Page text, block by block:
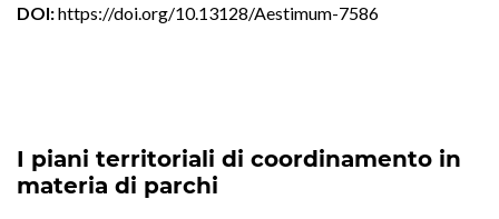
DOI:https://doi.org/10.13128/Aestimum-7586
I piani territoriali di coordinamento in
materia di parchi